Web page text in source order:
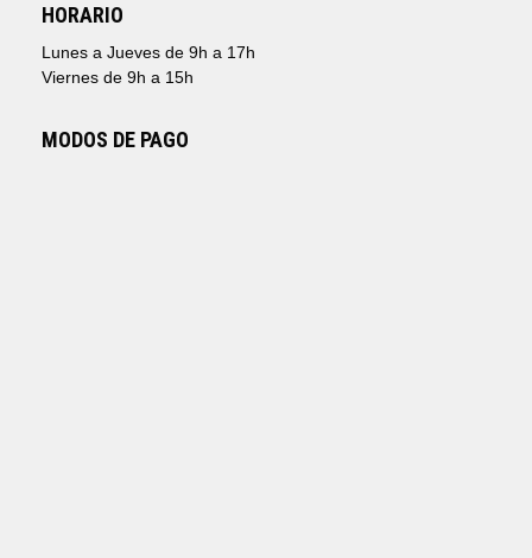
HORARIO
Lunes a Jueves de 9h a 17h
Viernes de 9h a 15h
MODOS DE PAGO